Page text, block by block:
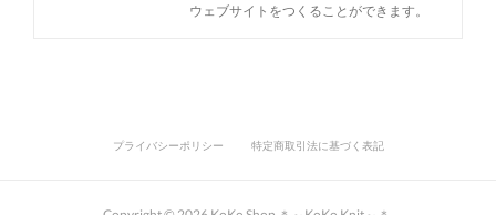
ウェブサイトをつくることができます。
プライバシーポリシー 特定商取引法に基づく表記